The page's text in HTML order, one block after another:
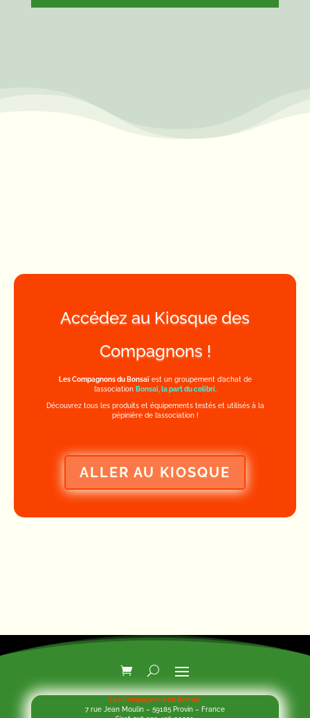
Accédez au Kiosque des
Compagnons !
Les Compagnons du Bonsaïest un groupement d’achat de
l’association Bonsaï, la part du colibri
Découvrez tous les produits et équipements testés et utilisés à la
pépinière de l’association !
ALLER AU KIOSQUE
Les Compagnons du Bonsaï
7 rue Jean Moulin – 59185 Provin – France